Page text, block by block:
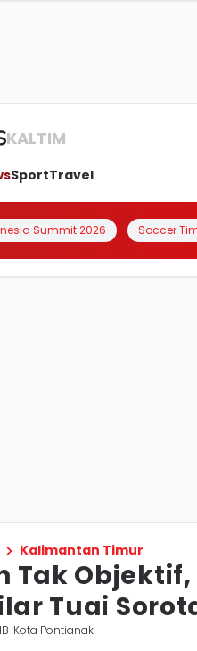
KALTIM
SportTravel
Summit 2026 Soccer
Kalimantan Timur
Tak
Tuai
Kota Pontianak